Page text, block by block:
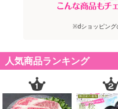
※dショッピング
人気商品ランキング